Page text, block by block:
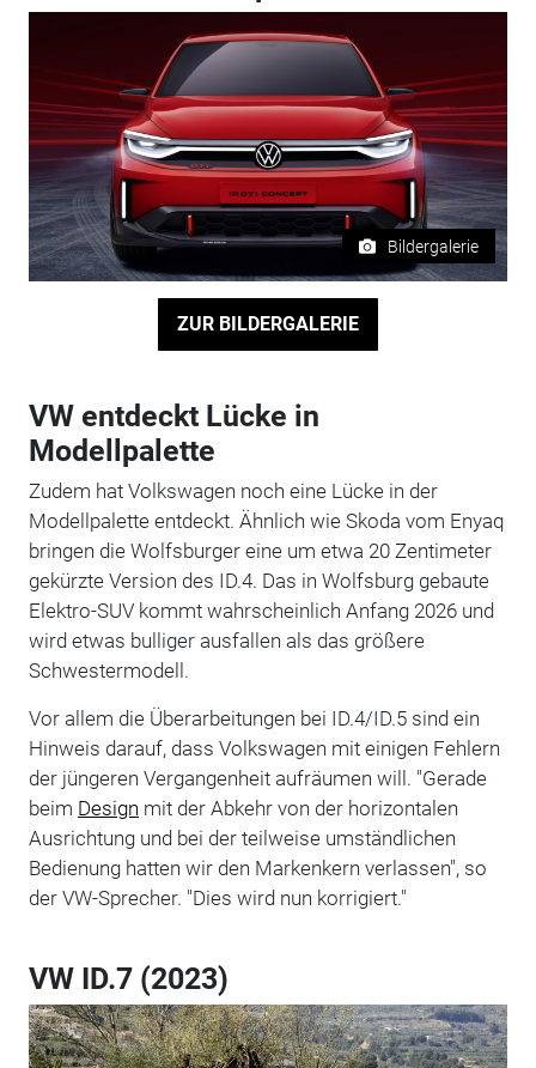
Bildergalerie
ZUR BILDERGALERIE
VW entdeckt Lücke in
Modellpalette
Zudem hat Volkswagen noch eine Lücke in der
Modellpalette entdeckt. Ähnlich wie Skoda vom Enyaq
bringen die Wolfsburger eine um etwa 20 Zentimeter
gekürzte Version des ID.4. Das in Wolfsburg gebaute
Elektro-SUV kommt wahrscheinlich Anfang 2026 und
wird etwas bulliger ausfallen als das größere
Schwestermodell.
Vor allem die Überarbeitungen bei ID.4/ID.5 sind ein
Hinweis darauf, dass Volkswagen mit einigen Fehlern
der jüngeren Vergangenheit aufräumen will. "Gerade
beim Design mit der Abkehr von der horizontalen
Ausrichtung und bei der teilweise umständlichen
Bedienung hatten wir den Markenkern verlassen", so
der VW-Sprecher. "Dies wird nun korrigiert."
VW ID.7 (2023)